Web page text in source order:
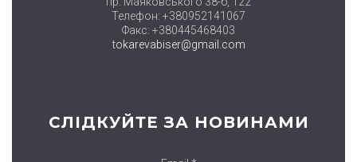
Телефон: +380952141067
Факс: +380445468403
tokarevabiser@gmail.com
СЛІДКУЙТЕ ЗА НОВИНАМИ